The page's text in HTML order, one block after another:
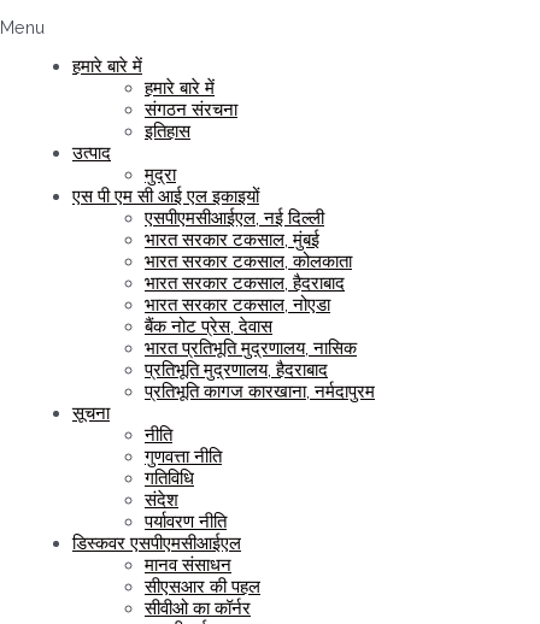
Menu
हमारे बारे में
हमारे बारे में
संगठन संरचना
इतिहास
उत्पाद
मुद्रा
एस पी एम सी आई एल इकाइयों
एसपीएमसीआईएल, नई दिल्ली
भारत सरकार टकसाल, मुंबई
भारत सरकार टकसाल, कोलकाता
भारत सरकार टकसाल, हैदराबाद
भारत सरकार टकसाल, नोएडा
बैंक नोट प्रेस, देवास
भारत प्रतिभूति मुद्रणालय, नासिक
प्रतिभूति मुद्रणालय, हैदराबाद
प्रतिभूति कागज कारखाना, नर्मदापुरम
सूचना
नीति
गुणवत्ता नीति
गतिविधि
संदेश
पर्यावरण नीति
डिस्कवर एसपीएमसीआईएल
मानव संसाधन
सीएसआर की पहल
सीवीओ का कॉर्नर